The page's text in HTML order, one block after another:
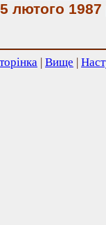
лютого 1987
| Вище |